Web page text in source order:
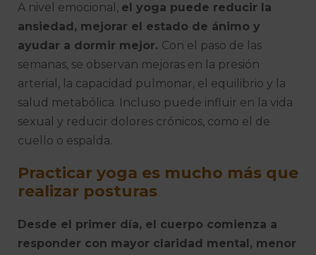
A nivel emocional, el yoga puede reducir la
ansiedad, mejorar el estado de ánimo y
ayudar a dormir mejor. Con el paso de las
semanas, se observan mejoras en la presión
arterial, la capacidad pulmonar, el equilibrio y la
salud metabólica. Incluso puede influir en la vida
sexual y reducir dolores crónicos, como el de
cuello o espalda.
Practicar yoga es mucho más que
realizar posturas
Desde el primer día, el cuerpo comienza a
responder con mayor claridad mental, menor